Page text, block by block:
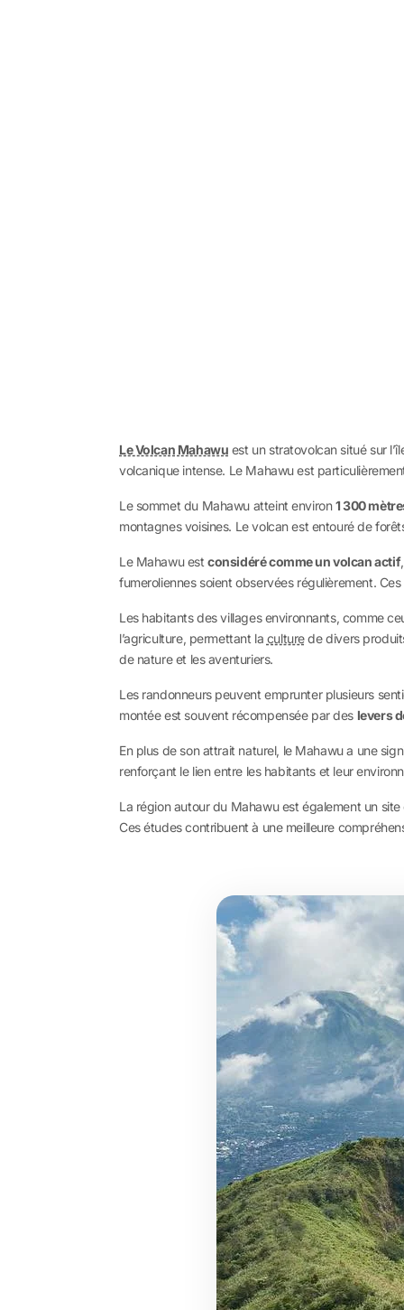
Le Volcan Mahawu est un stratovolcan situé sur
volcanique intense. Le Mahawu est
Le sommet du Mahawu atteint environ1 300
montagnes voisines. Le volcan est entouré de
Le Mahawu estconsidéré comme un volcan actif
fumeroliennes soient observées régulièrement.
Les habitants des villages environnants, comme
l’agriculture, permettant la culturede divers
de nature et les aventuriers.
Les randonneurs peuvent emprunter plusieurs
montée est souvent récompensée par des levers
En plus de son attrait naturel, le Mahawu a une
renforçant le lien entre les habitants et leur
La région autour du Mahawu est également un
Ces études contribuent à une meilleure